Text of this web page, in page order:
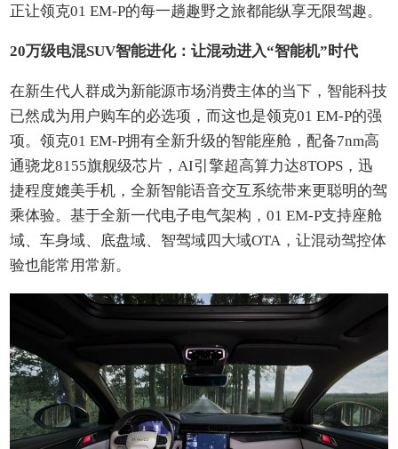
正让领克01 EM-P的每一趟趣野之旅都能纵享无限驾趣。
20万级电混SUV智能进化：让混动进入“智能机”时代
在新生代人群成为新能源市场消费主体的当下，智能科技
已然成为用户购车的必选项，而这也是领克01 EM-P的强
项。领克01 EM-P拥有全新升级的智能座舱，配备7nm高
通骁龙8155旗舰级芯片，AI引擎超高算力达8TOPS，迅
捷程度媲美手机，全新智能语音交互系统带来更聪明的驾
乘体验。基于全新一代电子电气架构，01 EM-P支持座舱
域、车身域、底盘域、智驾域四大域OTA，让混动驾控体
验也能常用常新。